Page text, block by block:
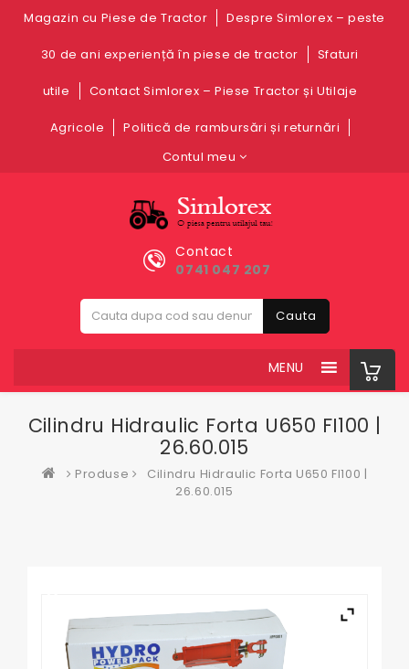
Magazin cu Piese de Tractor Despre Simlorex – peste
30 de ani experiență în piese de tractor Sfaturi
utile Contact Simlorex – Piese Tractor și Utilaje
Agricole
Politică de rambursări și returnări
Contul meu
Contact
0741 047 207
Cauta
MENU
Cilindru Hidraulic Forta U650 FI100 |
26.60.015
Produse
Cilindru Hidraulic Forta U650 FI100 |
26.60.015